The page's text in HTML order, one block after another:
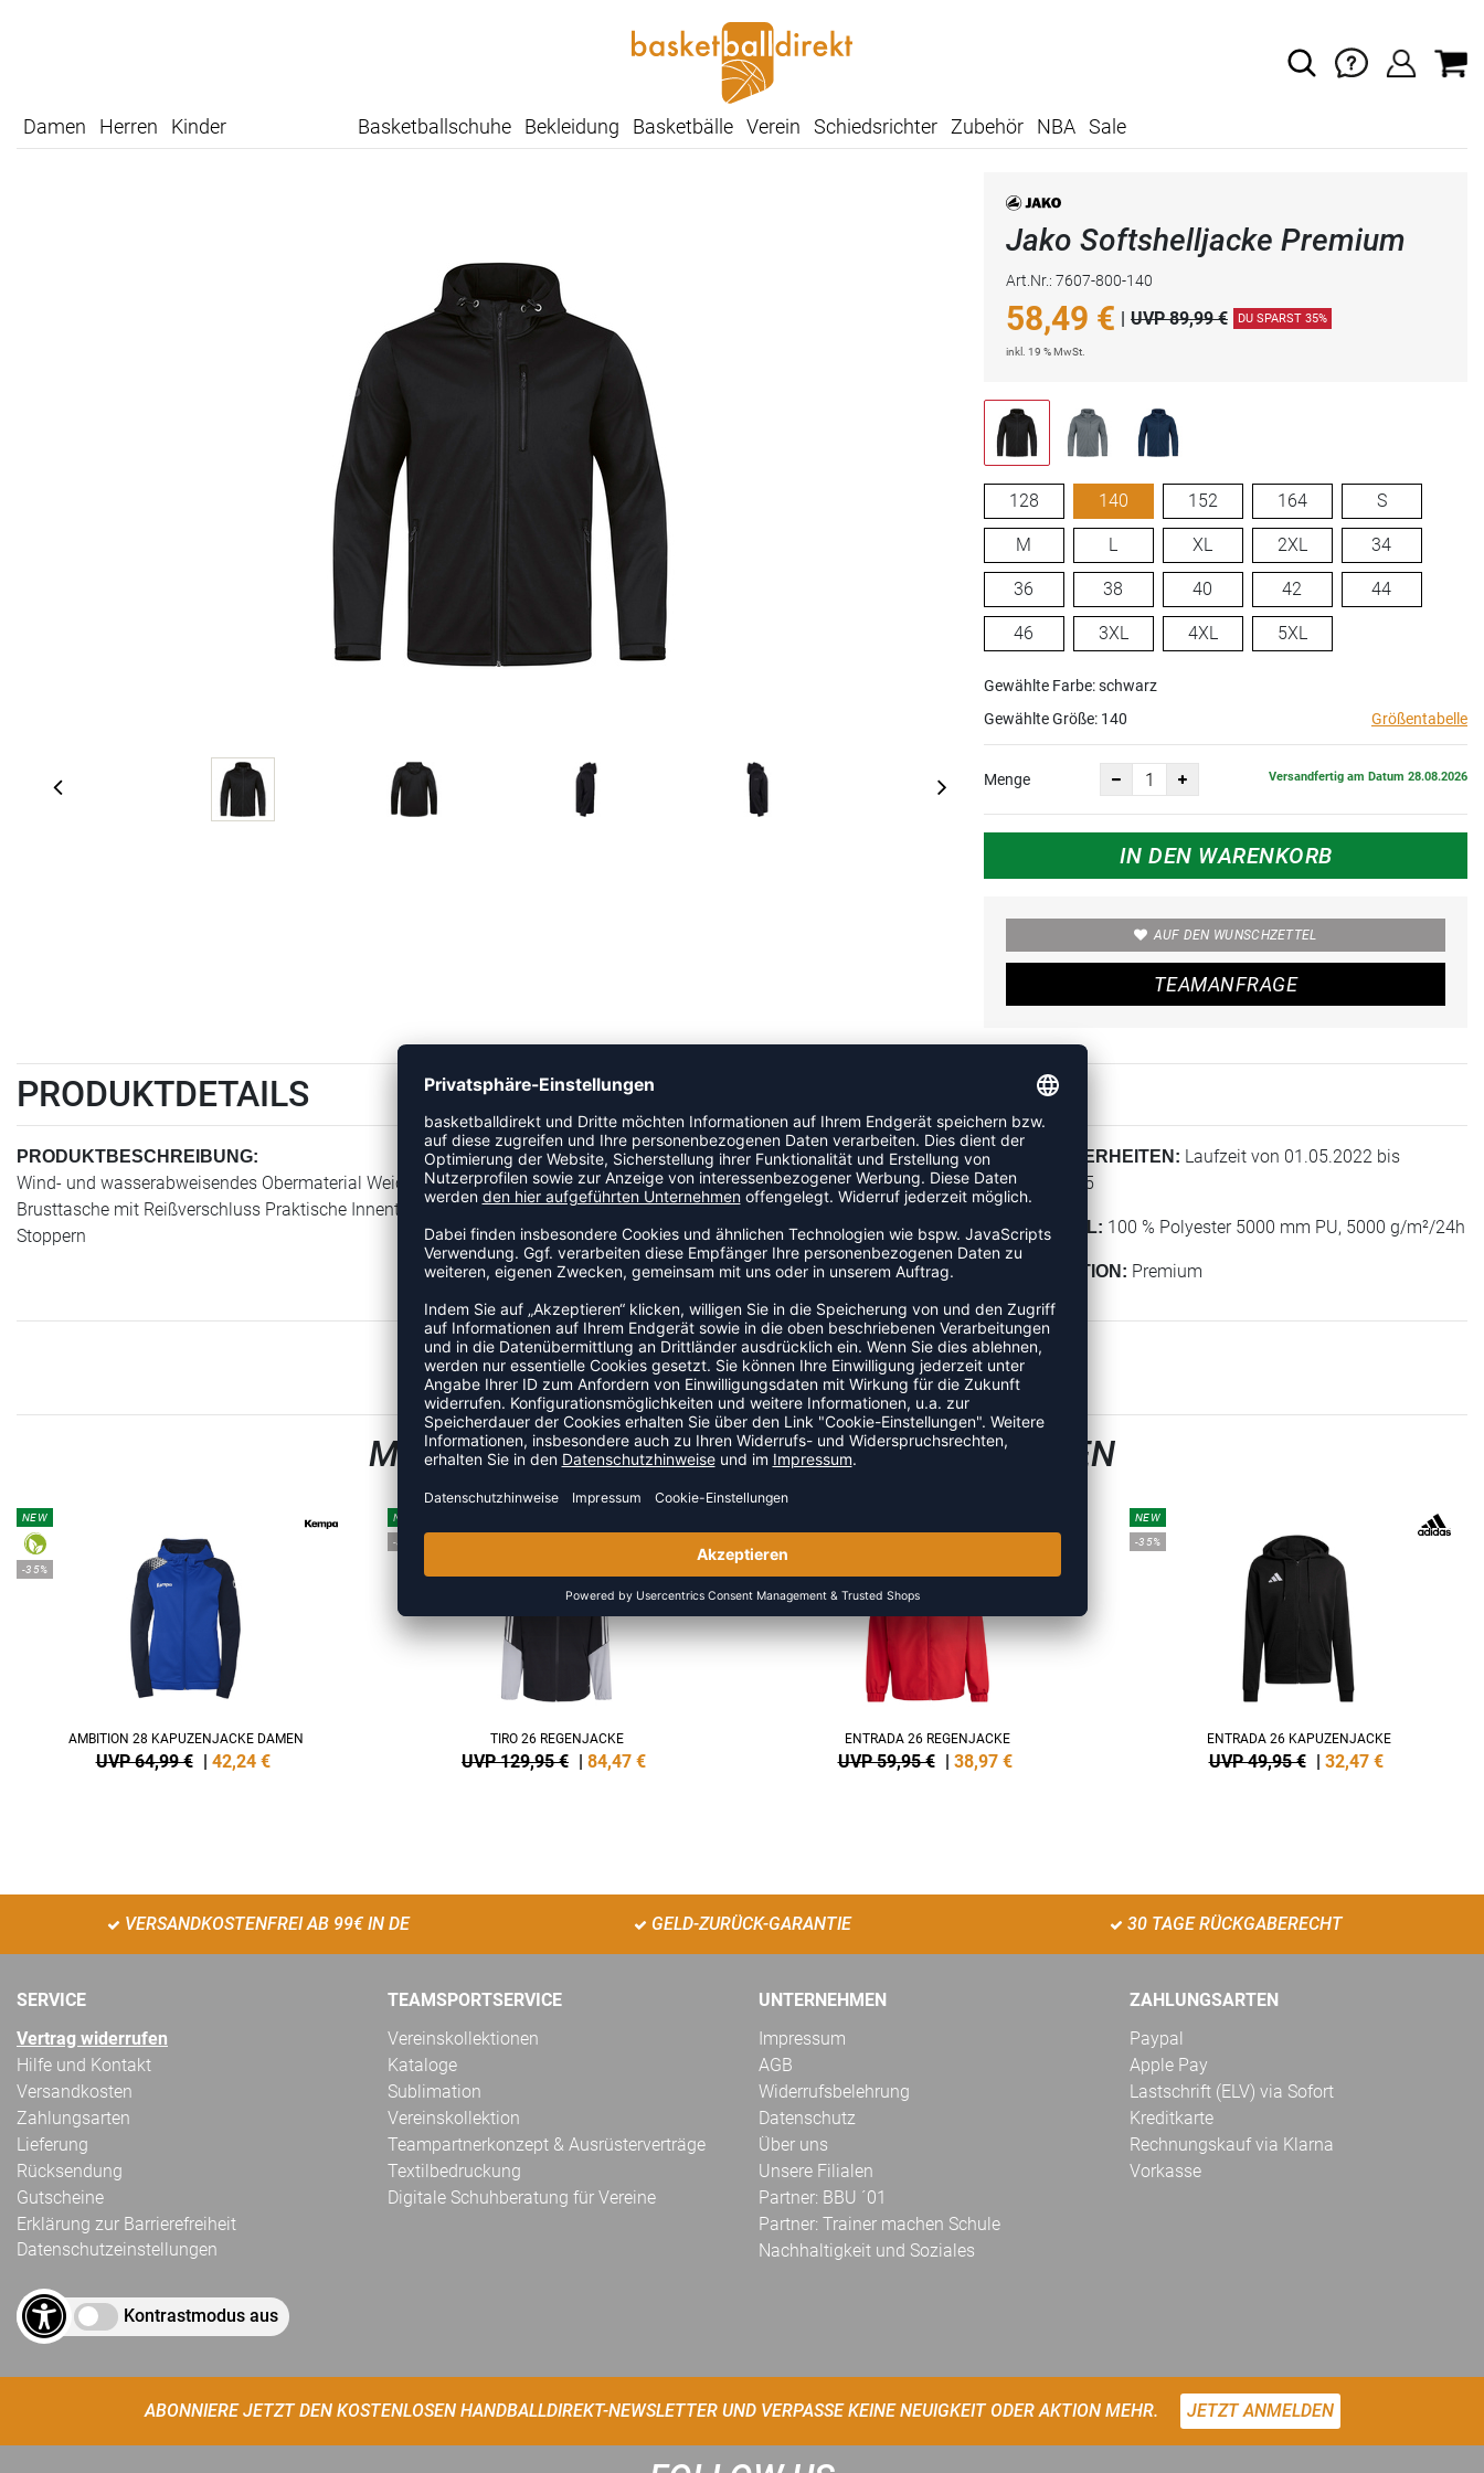
Damen Herren Kinder Basketballschuhe Bekleidung Basketbälle Verein Schiedsrichter Zubehör NBA Sale
Jako Softshelljacke Premium
Art.Nr.: 7607-800-140
58,49 € | UVP 89,99 € DU SPARST 35%
inkl. 19 % MwSt.
128 140 152 164 S
M L XL 2XL 34
36 38 40 42 44
46 3XL 4XL 5XL
Gewählte Farbe: schwarz
Gewählte Größe: 140 Größentabelle
Menge Versandfertig am Datum 28.08.2026
IN DEN WARENKORB
AUF DEN WUNSCHZETTEL
TEAMANFRAGE
PRODUKTDETAILS
PRODUKTBESCHREIBUNG:
Wind- und wasserabweisendes Obermaterial Weiches Fleece auf der Innenseite Seitentaschen mit Reißverschluss
Brusttasche mit Reißverschluss Praktische Innentasche mit Reißverschluss Verlängerter Rücken Kapuze mit Kordelzug und
Stoppern
BESONDERHEITEN: Laufzeit von 01.05.2022 bis
31.12.2025
MATERIAL: 100 % Polyester 5000 mm PU, 5000 g/m²/24h
KOLLEKTION: Premium
ZULETZT ANGESEHEN
MEHR AUS DER KATEGORIE OUTDOOR-JACKEN
NEW
-35%
AMBITION 28 KAPUZENJACKE DAMEN
UVP 64,99 € | 42,24 €
NEW
-35%
TIRO 26 REGENJACKE
UVP 129,95 € | 84,47 €
ENTRADA 26 REGENJACKE
UVP 59,95 € | 38,97 €
NEW
-35%
ENTRADA 26 KAPUZENJACKE
UVP 49,95 € | 32,47 €
VERSANDKOSTENFREI AB 99€ IN DE GELD-ZURÜCK-GARANTIE 30 TAGE RÜCKGABERECHT
SERVICE
Vertrag widerrufen
Hilfe und Kontakt
Versandkosten
Zahlungsarten
Lieferung
Rücksendung
Gutscheine
Erklärung zur Barrierefreiheit
Datenschutzeinstellungen
Kontrastmodus aus
TEAMSPORTSERVICE
Vereinskollektionen
Kataloge
Sublimation
Vereinskollektion
Teampartnerkonzept & Ausrüsterverträge
Textilbedruckung
Digitale Schuhberatung für Vereine
UNTERNEHMEN
Impressum
AGB
Widerrufsbelehrung
Datenschutz
Über uns
Unsere Filialen
Partner: BBU ´01
Partner: Trainer machen Schule
Nachhaltigkeit und Soziales
ZAHLUNGSARTEN
Paypal
Apple Pay
Lastschrift (ELV) via Sofort
Kreditkarte
Rechnungskauf via Klarna
Vorkasse
ABONNIERE JETZT DEN KOSTENLOSEN HANDBALLDIREKT-NEWSLETTER UND VERPASSE KEINE NEUIGKEIT ODER AKTION MEHR. JETZT ANMELDEN